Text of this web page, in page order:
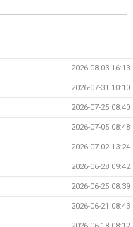
2026-08-03 16:13
2026-07-31 10:10
2026-07-25 08:40
2026-07-05 08:48
2026-07-02 13:24
2026-06-28 09:42
2026-06-25 08:39
2026-06-21 08:43